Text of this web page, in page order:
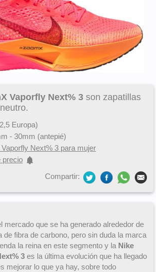
Vaporfly Next% 3 son zapatillas
Europa)
- 30mm (antepié)
Next% 3 para mujer
precio
Compartir:
mercado que se ha generado alrededor de
de fibra de carbono, pero sin duda la marca
la reina en este segmento y la Nike
3 es la última evolución que ha llegado
mejorar lo que ya hay, sobre todo